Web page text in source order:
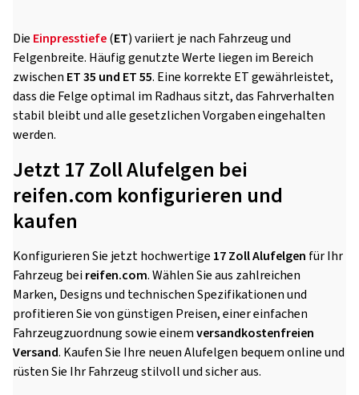
Die Einpresstiefe(ET) variiert je nach Fahrzeug und
Felgenbreite. Häufig genutzte Werte liegen im Bereich
zwischen ET 35 und ET 55. Eine korrekte ET gewährleistet,
dass die Felge optimal im Radhaus sitzt, das Fahrverhalten
stabil bleibt und alle gesetzlichen Vorgaben eingehalten
werden.
Jetzt 17 Zoll Alufelgen bei
reifen.com konfigurieren und
kaufen
Konfigurieren Sie jetzt hochwertige 17 Zoll Alufelgen für Ihr
Fahrzeug beireifen.com. Wählen Sie aus zahlreichen
Marken, Designs und technischen Spezifikationen und
profitieren Sie von günstigen Preisen, einer einfachen
Fahrzeugzuordnung sowie einemversandkostenfreien
Versand. Kaufen Sie Ihre neuen Alufelgen bequem online und
rüsten Sie Ihr Fahrzeug stilvoll und sicher aus.